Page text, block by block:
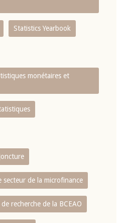
Statistics Yearbook
monétaires et
secteur de la microfinance
recherche de la BCEAO